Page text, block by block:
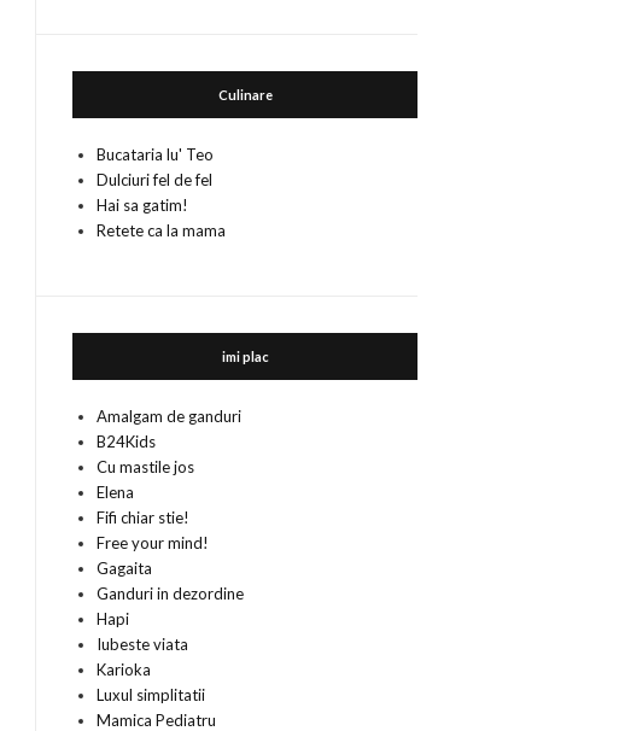
Culinare
Bucataria lu' Teo
Dulciuri fel de fel
Hai sa gatim!
Retete ca la mama
imi plac
Amalgam de ganduri
B24Kids
Cu mastile jos
Elena
Fifi chiar stie!
Free your mind!
Gagaita
Ganduri in dezordine
Hapi
Iubeste viata
Karioka
Luxul simplitatii
Mamica Pediatru